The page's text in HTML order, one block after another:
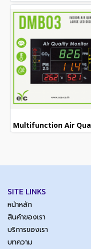
SITE LINKS
หน้าหลัก
สินค้าของเรา
บริการของเรา
บทความ